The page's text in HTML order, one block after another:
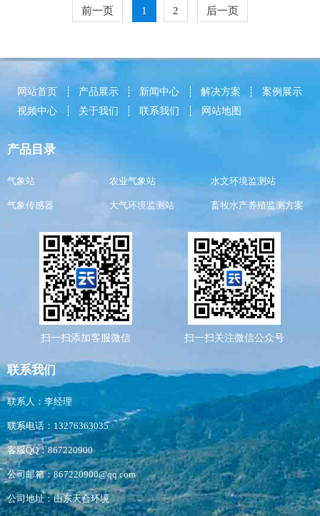
前一页 1 2 后一页
网站首页 产品展示 新闻中心 解决方案
案例展示
视频中心
关于我们 联系我们 网站地图
产品目录
气象站 农业气象站 水文环境监测站
气象传感器 大气环境监测站 畜牧水产养殖监测方案
扫一扫添加客服微信 扫一扫关注微信公众号
联系我们
联系人：李经理
联系电话：13276363035
客服QQ：867220900
公司邮箱：867220900@qq.com
公司地址：山东天合环境